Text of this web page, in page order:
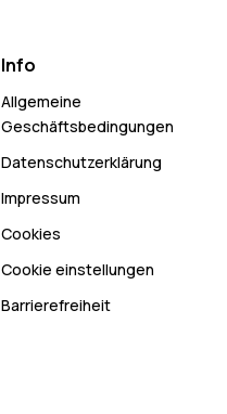
Info
Allgemeine
Geschäftsbedingungen
Datenschutzerklärung
Impressum
Cookies
Cookie einstellungen
Barrierefreiheit